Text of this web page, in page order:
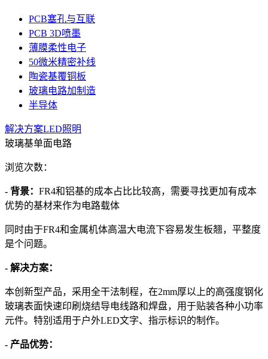
PCB塞孔与互联
PCB 3D喷墨
薄膜柔性电子
50微米精密补线
陶瓷基覆铜板
玻璃电路加制造
半导体
解决方案LED照明
玻璃基单面电路
浏览次数：
- 背景： FR4和铝基的成本占比比较高，需要寻找更加有成本
优势的基材来作为电路载体
同时由于FR4和金属机体高温大电流下容易发生板翘，平整度
是个问题。
- 解决方案：
本创新型产品，采用全干法制程，在2mm厚以上的高强度钢化
玻璃表面快速印刷烧结导电线路和焊盘，用于贴装各种小功率
元件。特别适用于户外LED文字、指示标识的制作。
- 产品优势：